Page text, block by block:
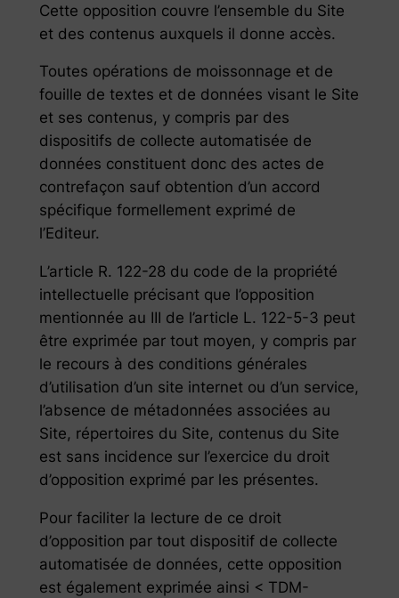
Cette opposition couvre l’ensemble du Site
et des contenus auxquels il donne accès.
Toutes opérations de moissonnage et de
fouille de textes et de données visant le Site
et ses contenus, y compris par des
dispositifs de collecte automatisée de
données constituent donc des actes de
contrefaçon sauf obtention d’un accord
spécifique formellement exprimé de
l’Editeur.
L’article R. 122-28 du code de la propriété
intellectuelle précisant que l’opposition
mentionnée au III de l’article L. 122-5-3 peut
être exprimée par tout moyen, y compris par
le recours à des conditions générales
d’utilisation d’un site internet ou d’un service,
l’absence de métadonnées associées au
Site, répertoires du Site, contenus du Site
est sans incidence sur l’exercice du droit
d’opposition exprimé par les présentes.
Pour faciliter la lecture de ce droit
d’opposition par tout dispositif de collecte
automatisée de données, cette opposition
est également exprimée ainsi < TDM-